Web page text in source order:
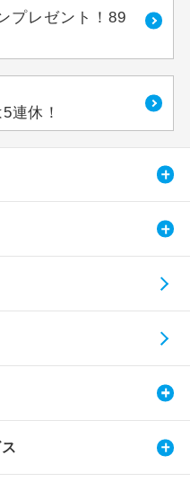
プレゼント！89
連休！